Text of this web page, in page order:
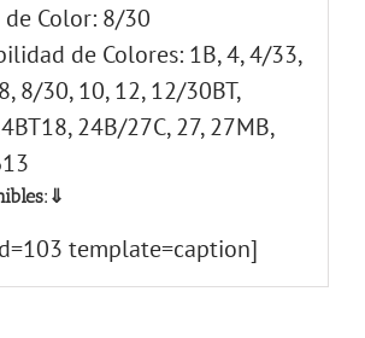
Color: 8/30
de Colores: 1B, 4, 4/33,
8/30, 10, 12, 12/30BT,
24B/27C, 27, 27MB,
template=caption]